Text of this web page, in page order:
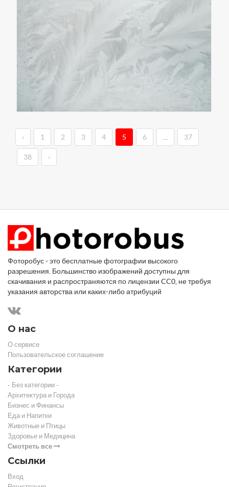
‹ 1 2 3 4 5 6 37
38 ›
Фоторобус - это бесплатные фотографии высокого
разрешения. Большинство изображений доступны для
скачивания и распространяются по лицензии CC0, не требуя
указания авторства или каких-либо атрибуций
О нас
О сервисе
Пользовательское соглашение
Категории
- Без категории -
Архитектура и Города
Бизнес и Финансы
Еда и Напитки
Животные и Птицы
Здоровье и Медицина
Смотреть все
Ссылки
Вход